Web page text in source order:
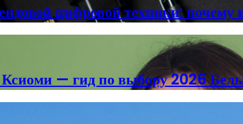
цифровой техники: почему
— гид по выбору 2026